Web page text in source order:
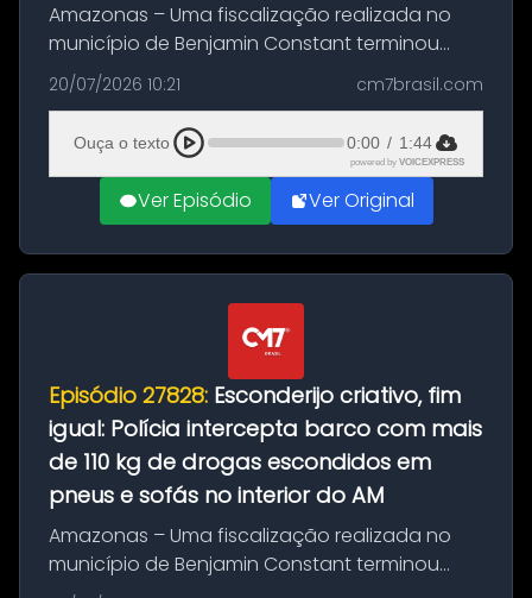
Amazonas – Uma fiscalização realizada no
município de Benjamin Constant terminou
com a apreensão de aproximadamente 115
quilos de entorpecentes em uma
embarcação atracada no porto da cidade. O
materia...
20/07/2026 10:21 cm7brasil.com
Ouça o texto 0:00 / 1:44
powered by VOICEXPRESS
Ver Episódio Ver Original
Episódio 27828: Esconderijo criativo, fim
igual: Polícia intercepta barco com mais
de 110 kg de drogas escondidos em
pneus e sofás no interior do AM
Amazonas – Uma fiscalização realizada no
município de Benjamin Constant terminou